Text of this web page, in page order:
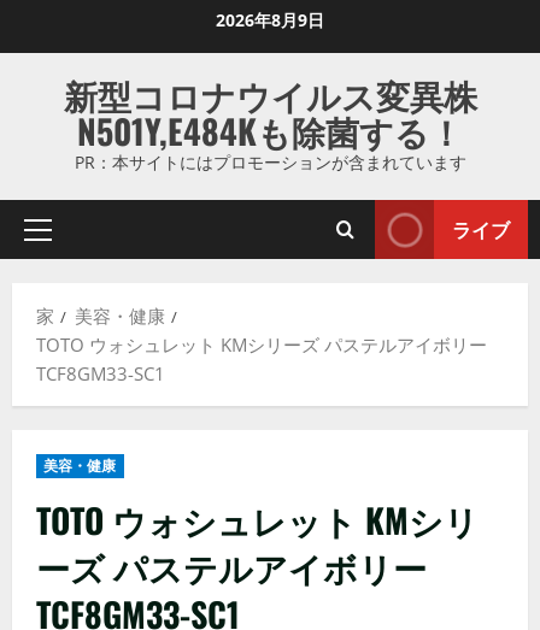
ス
ッ
2026年8月9日
新型コロナウイルス変異株
N501Y,E484Kも除菌する！
PR：本サイトにはプロモーションが含まれています
プ
マ
リ
メ
ー
ライブ
家
美容・健康
TOTO ウォシュレット KMシリーズ パステルアイボリー
TCF8GM33-SC1
美容・健康
TOTO ウォシュレット KMシリ
ーズ パステルアイボリー
TCF8GM33-SC1